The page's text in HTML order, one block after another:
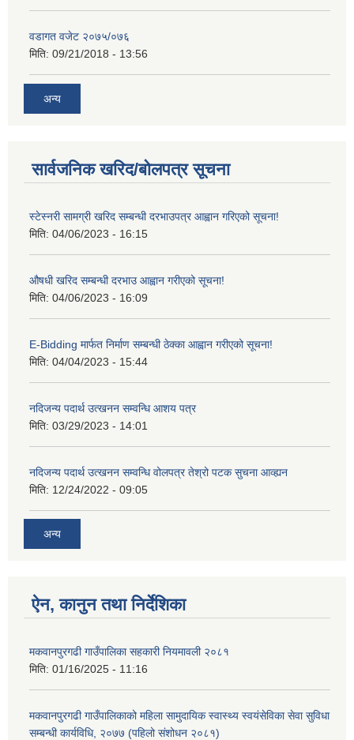
वडागत वजेट २०७५/०७६
मिति: 09/21/2018 - 13:56
अन्य
सार्वजनिक खरिद/बोलपत्र सूचना
स्टेस्नरी सामग्री खरिद सम्बन्धी दरभाउपत्र आह्वान गरिएको सूचना!
मिति: 04/06/2023 - 16:15
औषधी खरिद सम्बन्धी दरभाउ आह्वान गरीएको सूचना!
मिति: 04/06/2023 - 16:09
E-Bidding मार्फत निर्माण सम्बन्धी ठेक्का आह्वान गरीएको सूचना!
मिति: 04/04/2023 - 15:44
नदिजन्य पदार्थ उत्खनन सम्वन्धि आशय पत्र
मिति: 03/29/2023 - 14:01
नदिजन्य पदार्थ उत्खनन सम्वन्धि वोलपत्र तेश्रो पटक सुचना आव्ह्यन
मिति: 12/24/2022 - 09:05
अन्य
ऐन, कानुन तथा निर्देशिका
मकवानपुरगढी गाउँपालिका सहकारी नियमावली २०८१
मिति: 01/16/2025 - 11:16
मकवानपुरगढी गाउँपालिकाको महिला सामुदायिक स्वास्थ्य स्वयंसेविका सेवा सुविधा
सम्बन्धी कार्यविधि, २०७७ (पहिलो संशोधन २०८१)